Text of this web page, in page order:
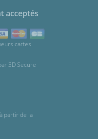
acceptés
cartes
3D Secure
partir de la